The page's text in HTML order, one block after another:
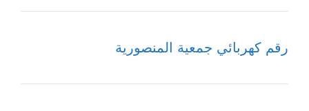
رقم كهربائي جمعية المنصورية